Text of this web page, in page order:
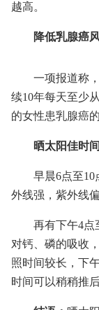
越高。
降低乳腺癌
一项报道称
续10年每天至少
的女性患乳腺癌
晒太阳佳时间
早晨6点至
外线强，紫外线
再有下午4点
对钙、磷的吸收
照时间较长，下
时间可以稍稍推后